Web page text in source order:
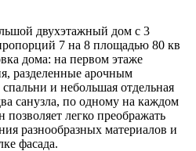
двухэтажный дом с 3
7 на 8 площадью 80 кв
дома: на первом этаже
разделенные арочным
и небольшая отдельная
санузла, по одному на каждом
легко преображать
разнообразных материалов и
фасада.